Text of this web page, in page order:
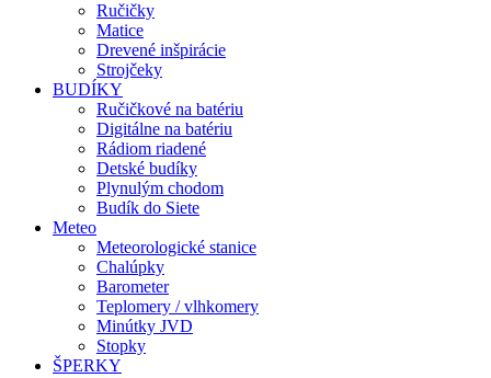
Ručičky
Matice
Drevené inšpirácie
Strojčeky
BUDÍKY
Ručičkové na batériu
Digitálne na batériu
Rádiom riadené
Detské budíky
Plynulým chodom
Budík do Siete
Meteo
Meteorologické stanice
Chalúpky
Barometer
Teplomery / vlhkomery
Minútky JVD
Stopky
ŠPERKY